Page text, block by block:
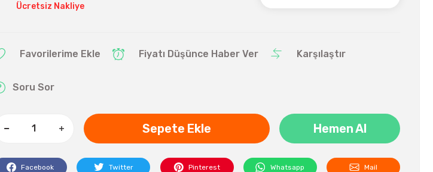
Ücretsiz Nakliye
Fiyatı Düşünce Haber Ver Karşılaştır
Soru Sor
Sepete Ekle Hemen Al
Facebook Twitter Pinterest Whatsapp Mail